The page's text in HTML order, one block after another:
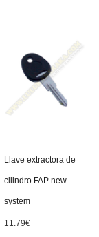
Llave extractora de
cilindro FAP new
system
11.79€